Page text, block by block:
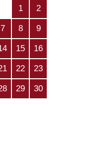
1
2
7 8 9
15 16
22 23
29 30